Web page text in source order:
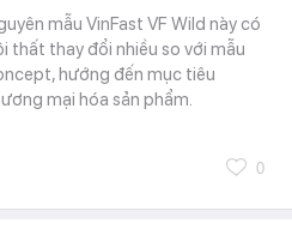
mẫu VinFast VF Wild này có
thất thay đổi nhiều so với mẫu
hướng đến mục tiêu
mại hóa sản phẩm.
0